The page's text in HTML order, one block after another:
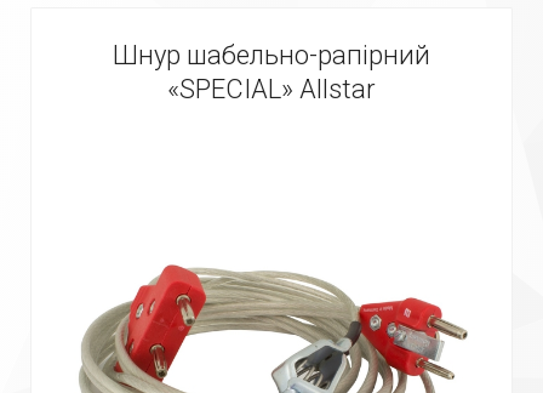
Шнур шабельно-рапірний
«SPECIAL» Allstar